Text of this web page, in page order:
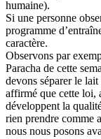
humaine).
Si une personne
programme
caractère.
Observons par
Paracha de cette
devons séparer le
affirmé que cette loi,
développent la
rien prendre comme
nous nous posons